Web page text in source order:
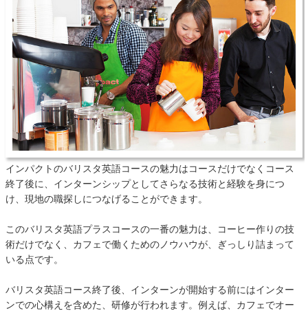
インパクトのバリスタ英語コースの魅力はコースだけでなくコース
終了後に、インターンシップとしてさらなる技術と経験を身につ
け、現地の職探しにつなげることができます。
このバリスタ英語プラスコースの一番の魅力は、コーヒー作りの技
術だけでなく、カフェで働くためのノウハウが、ぎっしり詰まって
いる点です。
バリスタ英語コース終了後、インターンが開始する前にはインター
ンでの心構えを含めた、研修が行われます。例えば、カフェでオー